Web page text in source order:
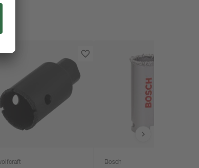
Bosch